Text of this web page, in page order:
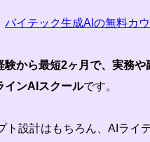
バイテック生成AIの無料カ
験から最短2ヶ月で、実務
インAIスクールです。
ト設計はもちろん、AIライ